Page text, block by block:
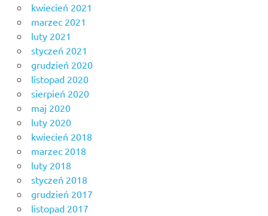
kwiecień 2021
marzec 2021
luty 2021
styczeń 2021
grudzień 2020
listopad 2020
sierpień 2020
maj 2020
luty 2020
kwiecień 2018
marzec 2018
luty 2018
styczeń 2018
grudzień 2017
listopad 2017